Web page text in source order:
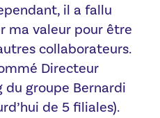
il a fallu
ma valeur pour être
collaborateurs.
Directeur
du groupe Bernardi
de 5 filiales).